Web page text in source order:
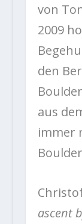
von
2009
den
aus
immer
ascent